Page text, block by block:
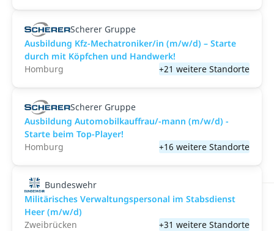
Scherer Gruppe
Ausbildung Kfz-Mechatroniker/in (m/w/d) – Starte
durch mit Köpfchen und Handwerk!
Homburg
+21 weitere Standorte
Scherer Gruppe
Ausbildung Automobilkauffrau/-mann (m/w/d) -
Starte beim Top-Player!
Homburg
+16 weitere Standorte
Bundeswehr
Militärisches Verwaltungspersonal im Stabsdienst
Heer (m/w/d)
Zweibrücken
+31 weitere Standorte